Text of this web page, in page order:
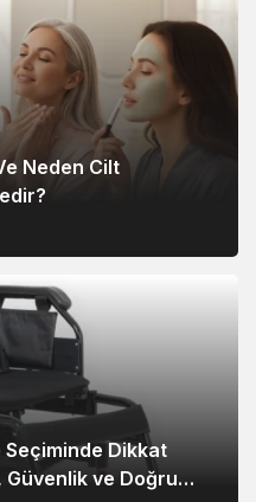
Neden Cilt
Dikkat
ve Doğru